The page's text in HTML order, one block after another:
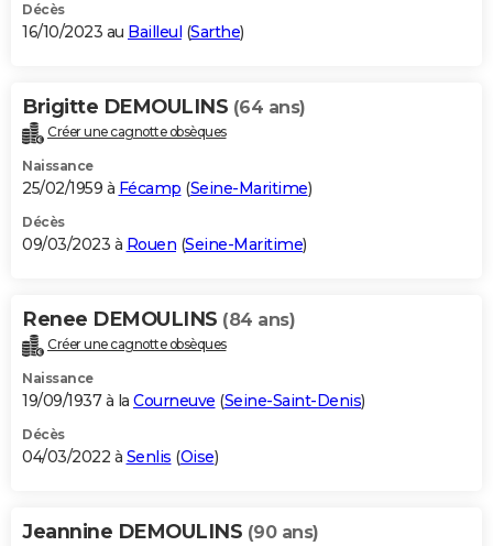
Décès
16/10/2023 au Bailleul (Sarthe)
Brigitte DEMOULINS (64 ans)
Créer une cagnotte obsèques
Naissance
25/02/1959 à Fécamp (Seine-Maritime)
Décès
09/03/2023 à Rouen (Seine-Maritime)
Renee DEMOULINS (84 ans)
Créer une cagnotte obsèques
Naissance
19/09/1937 à la Courneuve (Seine-Saint-Denis)
Décès
04/03/2022 à Senlis (Oise)
Jeannine DEMOULINS (90 ans)